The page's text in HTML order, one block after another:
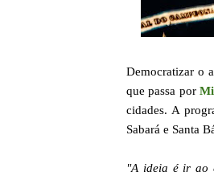
Democratizar o
que passa por
cidades. A
Sabará e Santa
"A ideia é ir ao